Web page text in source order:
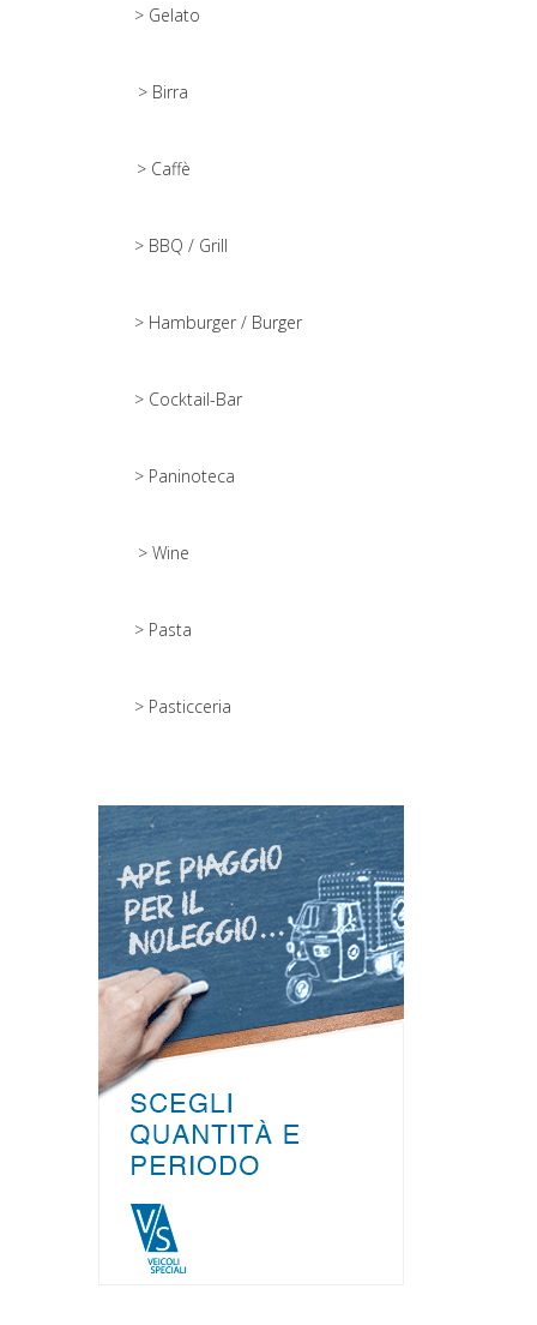
> Gelato
> Birra
> Caffè
> BBQ / Grill
> Hamburger / Burger
> Cocktail-Bar
> Paninoteca
> Wine
> Pasta
> Pasticceria